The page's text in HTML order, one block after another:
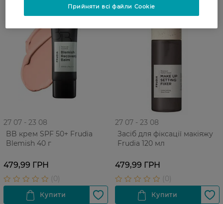
27 07 - 23 08
BB крем SPF 50+ Frudia
Blemish 40 г
479,99 ГРН
27 07 - 23 08
Засіб для фіксації макіяжу
Frudia 120 мл
479,99 ГРН
Прийняти всі файли Cookie